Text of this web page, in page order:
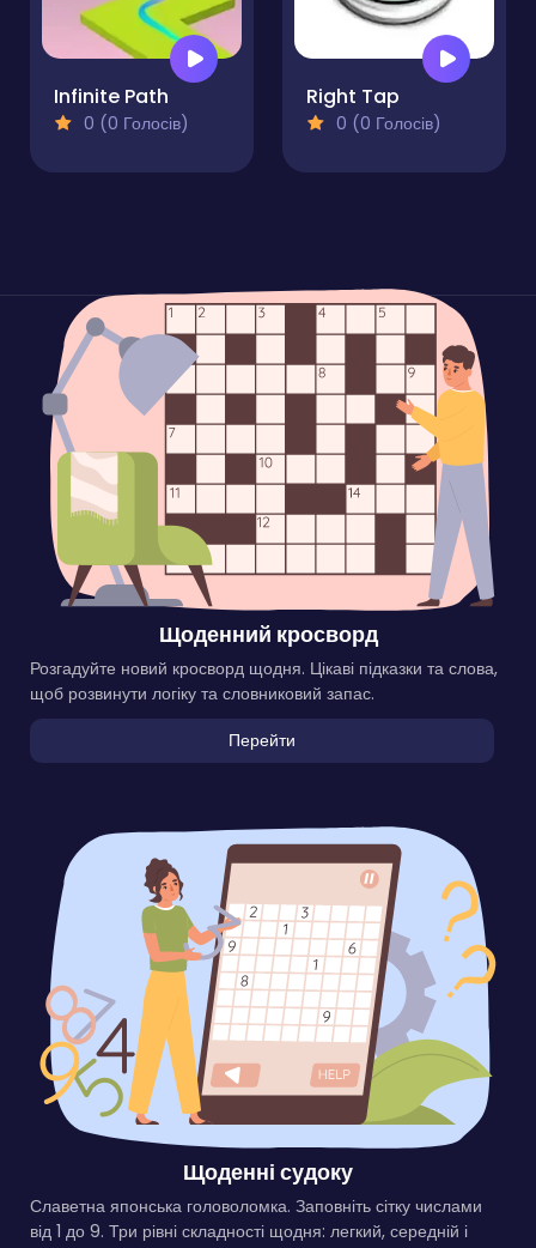
Infinite Path
0 (0 Голосів)
Right Tap
0 (0 Голосів)
Щоденний кросворд
Розгадуйте новий кросворд щодня. Цікаві підказки та слова,
щоб розвинути логіку та словниковий запас.
Перейти
Щоденні судоку
Славетна японська головоломка. Заповніть сітку числами
від 1 до 9. Три рівні складності щодня: легкий, середній і